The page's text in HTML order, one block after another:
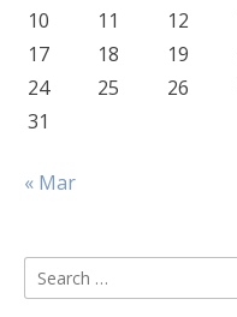
10
11 12
17
18 19
24
25 26
31
« Mar
Search
for: